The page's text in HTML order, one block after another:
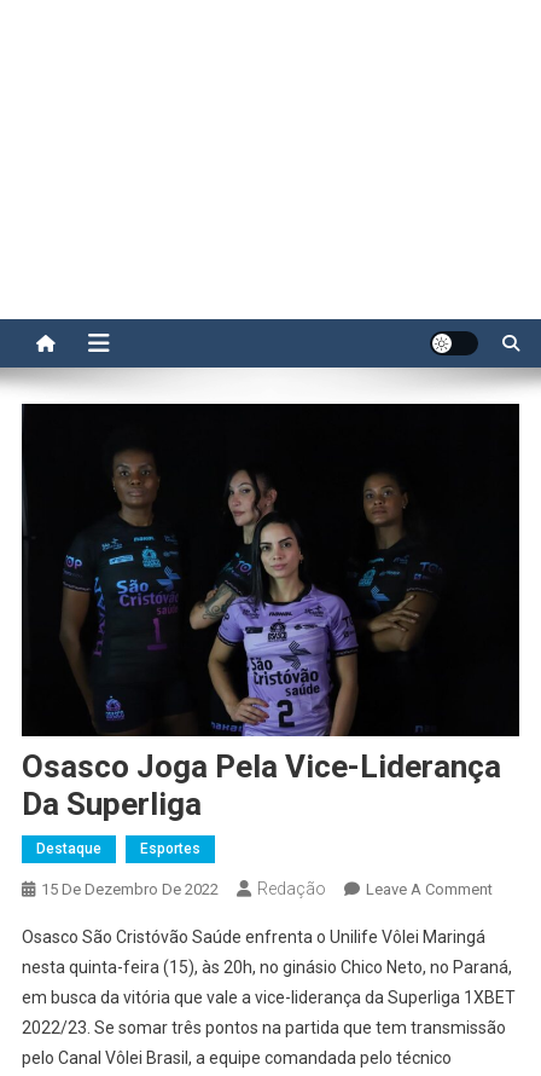
Osasco Joga Pela Vice-Liderança
Da Superliga
Destaque Esportes
15 De Dezembro De 2022 Redação Leave A CommentOn
Pela
Vice-
Osasco São Cristóvão Saúde enfrenta o Unilife Vôlei Maringá
nesta quinta-feira (15), às 20h, no ginásio Chico Neto, no Paraná,
em busca da vitória que vale a vice-liderança da Superliga 1XBET
2022/23. Se somar três pontos na partida que tem transmissão
pelo Canal Vôlei Brasil, a equipe comandada pelo técnico